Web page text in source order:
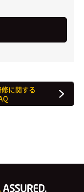
修に関する